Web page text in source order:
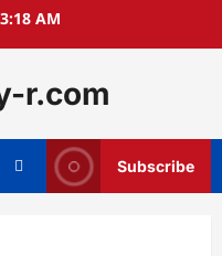
AM
r.com
Subscribe